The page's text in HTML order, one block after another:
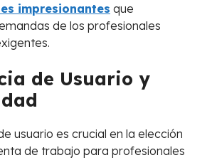
impresionantes que
de los profesionales
de Usuario y
usuario es crucial en la elección
de trabajo para profesionales